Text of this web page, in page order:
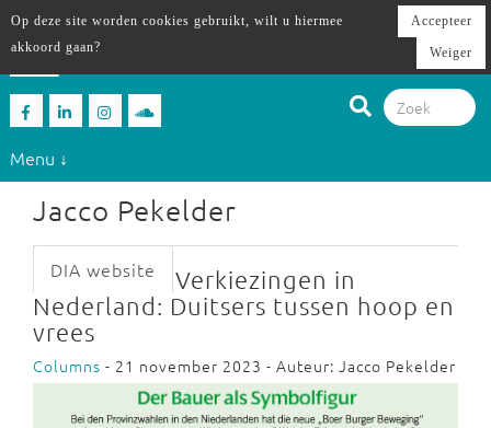
Menu ↓
Jacco Pekelder
DIA website
Verkiezingen in
Nederland: Duitsers tussen hoop en
vrees
Columns - 21 november 2023 - Auteur: Jacco Pekelder
Op deze site worden cookies gebruikt, wilt u hiermee
akkoord gaan?
Accepteer
Weiger